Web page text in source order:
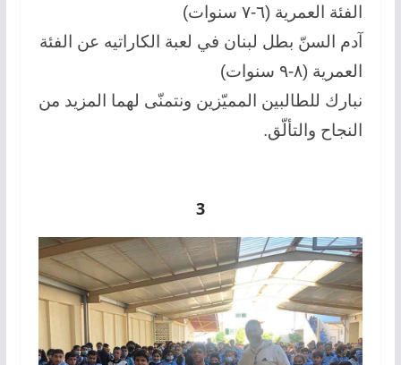
الفئة العمرية (٦-٧ سنوات)
آدم السنّ بطل لبنان في لعبة الكاراتيه عن الفئة
العمرية (٨-٩ سنوات)
نبارك للطالبين المميّزين ونتمنّى لهما المزيد من
النجاح والتألّق.
3